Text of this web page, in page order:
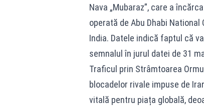
Nava „Mubaraz”, care a
operată de Abu Dhabi
India. Datele indică faptul că
semnalul în jurul datei de 31
Traficul prin Strâmtoarea
blocadelor rivale impuse de
vitală pentru piața globală,